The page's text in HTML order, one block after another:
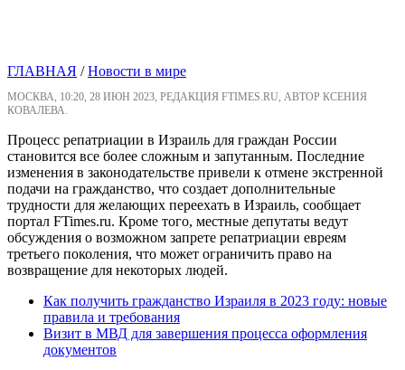
ГЛАВНАЯ /Новости в мире
МОСКВА, 10:20, 28 ИЮН 2023, РЕДАКЦИЯ FTIMES.RU, АВТОР КСЕНИЯ
КОВАЛЕВА.
Процесс репатриации в Израиль для граждан России
становится все более сложным и запутанным. Последние
изменения в законодательстве привели к отмене экстренной
подачи на гражданство, что создает дополнительные
трудности для желающих переехать в Израиль, сообщает
портал FTimes.ru. Кроме того, местные депутаты ведут
обсуждения о возможном запрете репатриации евреям
третьего поколения, что может ограничить право на
возвращение для некоторых людей.
Как получить гражданство Израиля в 2023 году: новые
правила и требования
Визит в МВД для завершения процесса оформления
документов